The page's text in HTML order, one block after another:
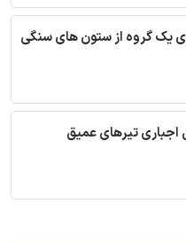
یک گروه از ستون های سنگی
اجباری تیرهای عمیق